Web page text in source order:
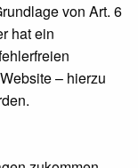
von Art. 6
hat ein
– hierzu